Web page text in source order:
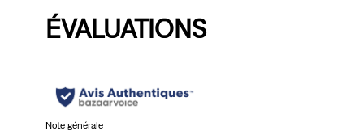
ÉVALUATIONS
Note générale